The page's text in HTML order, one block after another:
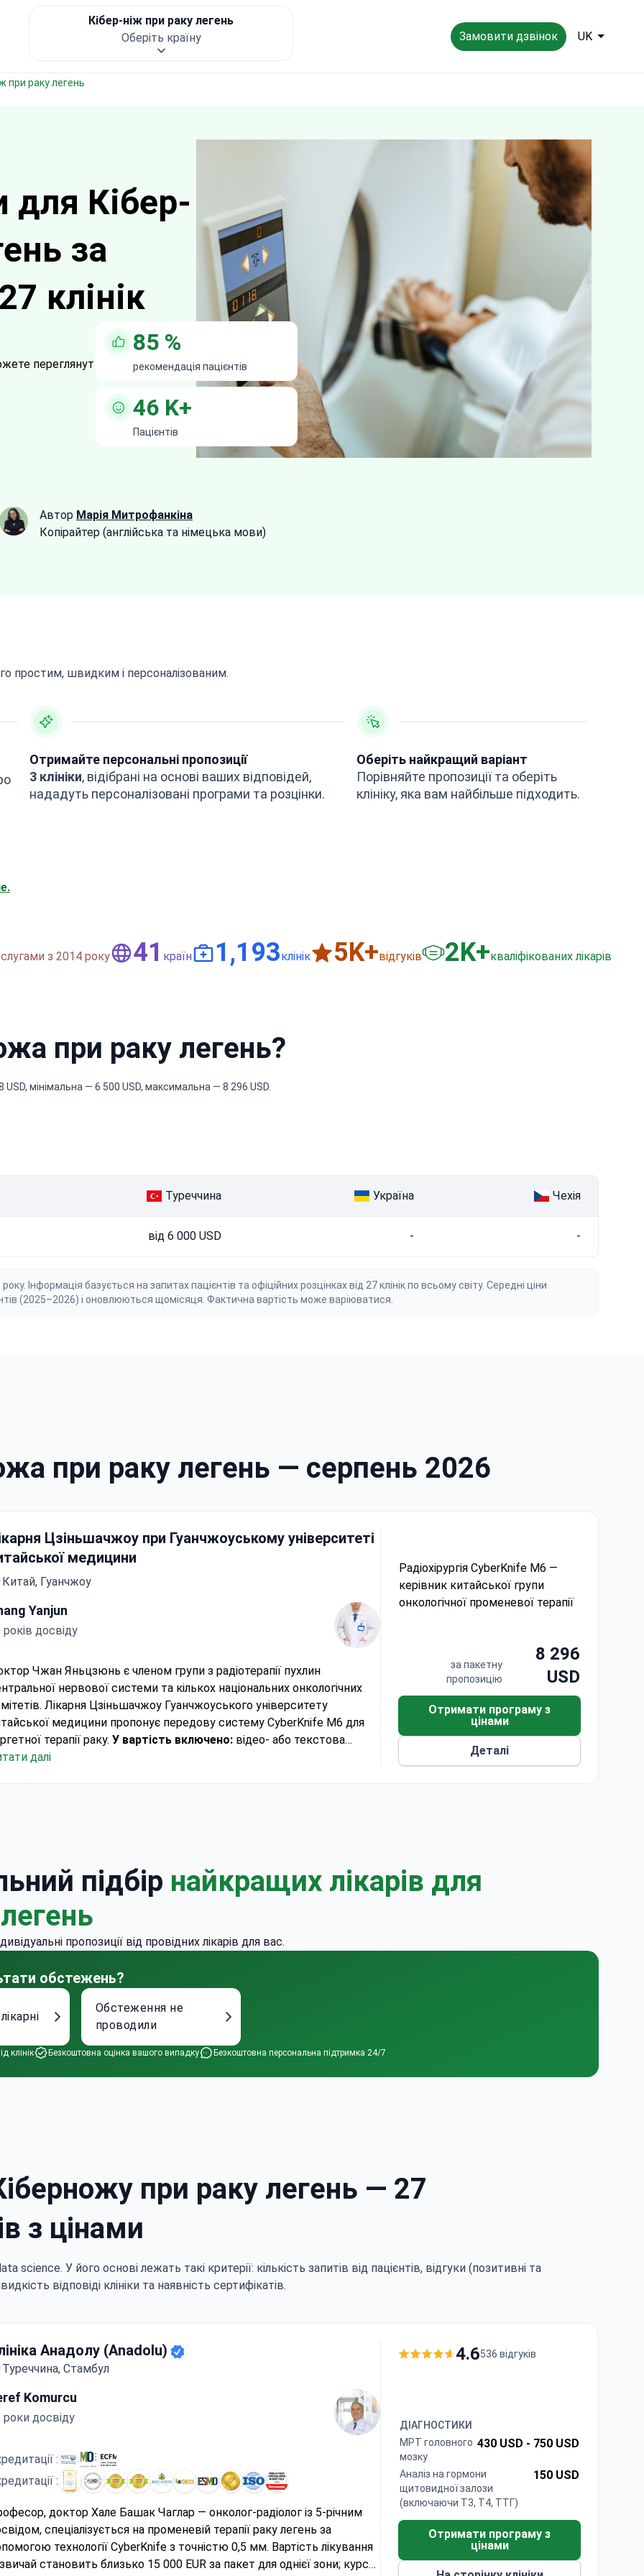
Замовити дзвінок UK
при раку легень
Кібер-ніж при раку легень
Оберіть країну
для Кібер-
за
клінік
переглянути всі
27 клінік
85 %
рекомендація пацієнтів
46 K+
Пацієнтів
Автор Марія Митрофанкіна
Копірайтер (англійська та німецька мови)
простим, швидким і персоналізованим.
Отримайте персональні пропозиції
3 клініки, відібрані на основі ваших відповідей,
нададуть персоналізовані програми та розцінки.
Оберіть найкращий варіант
Порівняйте пропозиції та оберіть
клініку, яка вам найбільше підходить.
з 2014 року 50 країн 1,500клінік 6K+відгуків 3K+кваліфікованих лікарів
при раку легень?
мінімальна — 6 500 USD, максимальна — 8 296 USD.
Туреччина Україна Чехія
від 6 000 USD - -
Інформація базується на запитах пацієнтів та офіційних розцінках від 27 клінік по всьому світу. Середні ціни
(2025–2026) і оновлюються щомісяця. Фактична вартість може варіюватися.
при раку легень — серпень 2026
групи онкологічної променевої терапії
Цзіньшачжоу при Гуанчжоуському університеті
медицини
Китай, Гуанчжоу
Yanjun
років досвіду
Чжан Яньцзюнь є членом групи з радіотерапії пухлин
нервової системи та кількох національних онкологічних
Лікарня Цзіньшачжоу Гуанчжоуського університету
медицини пропонує передову систему CyberKnife M6 для
терапії раку. У вартість включено: відео- або текстова
консультація лікаря, медикаменти, госпіталізація,
далі
Радіохірургія CyberKnife M6 —
керівник китайської групи
онкологічної променевої терапії
за пакетну
пропозицію
8 296
USD
Отримати програму з
цінами
Деталі
підбір найкращих лікарів для
пропозиції від провідних лікарів для вас.
обстежень?
Обстеження не
проводили
клінік Безкоштовна оцінка вашого випадку Безкоштовна персональна підтримка 24/7
при раку легень — 27
з цінами
science. У його основі лежать такі критерії: кількість запитів від пацієнтів, відгуки (позитивні та
відповіді клініки та наявність сертифікатів.
Анадолу (Anadolu)
Туреччина, Стамбул
Komurcu
роки досвіду
:
:
доктор Хале Башак Чаглар — онколог-радіолог із 5-річним
спеціалізується на променевій терапії раку легень за
технології CyberKnife з точністю 0,5 мм. Вартість лікування
становить близько 15 000 EUR за пакет для однієї зони; курс
4.6536 відгуків
ДІАГНОСТИКИ
МРТ головного
мозку
430 USD - 750 USD
Аналіз на гормони
щитовидної залози
(включаючи Т3, Т4, ТТГ)
150 USD
Отримати програму з
цінами